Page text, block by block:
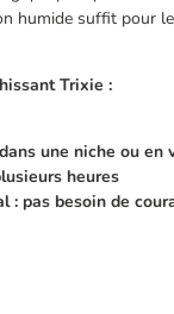
humide suffit pour
Trixie :
une niche ou en
heures
: pas besoin de